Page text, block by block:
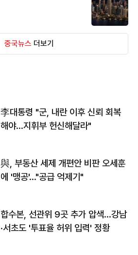
중국뉴스 더보기
李대통령 "군, 내란 이후 신뢰 회복
해야…지휘부 헌신해달라"
與, 부동산 세제 개편안 비판 오세훈
에 '맹공'…"공급 억제기"
합수본, 선관위 9곳 추가 압색…강남
·서초도 '투표율 허위 입력' 정황